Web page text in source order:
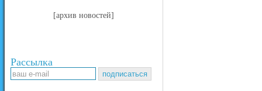
[архив новостей]
Рассылка